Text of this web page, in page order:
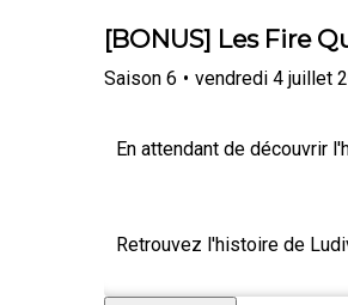
[BONUS] Les Fire
Saison 6 • vendredi 4 juillet
En attendant de découvrir
Retrouvez l'histoire de